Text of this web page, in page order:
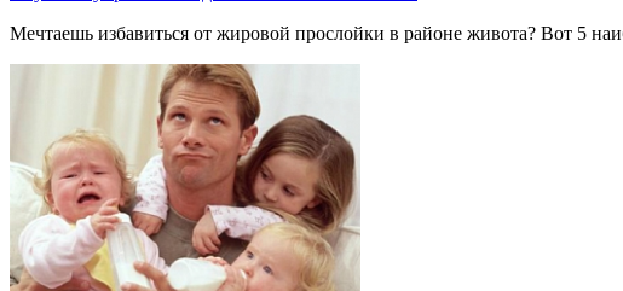
Мечтаешь избавиться от жировой прослойки в районе живота? Вот 5